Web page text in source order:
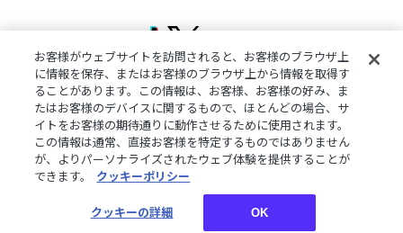
ご利用規約プライバシーポリシー
特定商取引法に基づく表記
ご利用ガイドよくある質問お問い合わせにじさんじ公式サイト
クッキーの詳細
©︎ANYCOLOR, Inc.
お客様がウェブサイトを訪問されると、お客様のブラウザ上
に情報を保存、またはお客様のブラウザ上から情報を取得す
ることがあります。この情報は、お客様、お客様の好み、ま
たはお客様のデバイスに関するもので、ほとんどの場合、サ
イトをお客様の期待通りに動作させるために使用されます。
この情報は通常、直接お客様を特定するものではありません
が、よりパーソナライズされたウェブ体験を提供することが
できます。
クッキーポリシー
クッキーの詳細 OK